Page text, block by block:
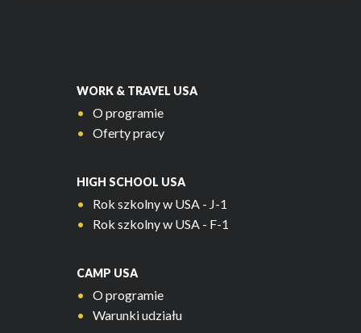
WORK & TRAVEL USA
O programie
Oferty pracy
HIGH SCHOOL USA
Rok szkolny w USA - J-1
Rok szkolny w USA - F-1
CAMP USA
O programie
Warunki udziału